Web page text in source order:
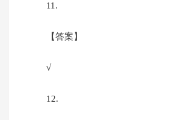
11.
【答案】
√
12.